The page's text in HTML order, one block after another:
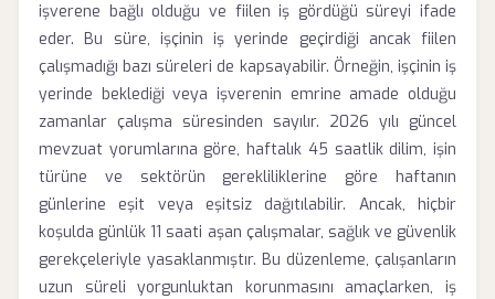
işverene bağlı olduğu ve fiilen iş gördüğü süreyi ifade
eder. Bu süre, işçinin iş yerinde geçirdiği ancak fiilen
çalışmadığı bazı süreleri de kapsayabilir. Örneğin, işçinin iş
yerinde beklediği veya işverenin emrine amade olduğu
zamanlar çalışma süresinden sayılır. 2026 yılı güncel
mevzuat yorumlarına göre, haftalık 45 saatlik dilim, işin
türüne ve sektörün gerekliliklerine göre haftanın
günlerine eşit veya eşitsiz dağıtılabilir. Ancak, hiçbir
koşulda günlük 11 saati aşan çalışmalar, sağlık ve güvenlik
gerekçeleriyle yasaklanmıştır. Bu düzenleme, çalışanların
uzun süreli yorgunluktan korunmasını amaçlarken, iş